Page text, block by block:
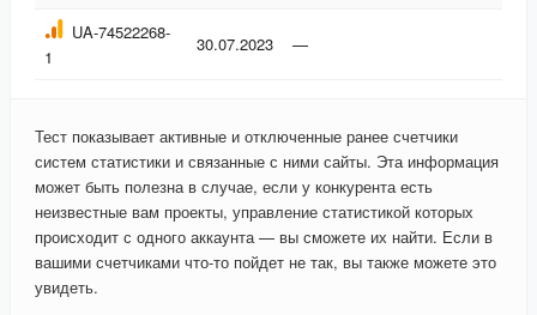
Счётчик
UA-74522268-
1
30.07.2023 —
Тест показывает активные и отключенные ранее счетчики
систем статистики и связанные с ними сайты. Эта информация
может быть полезна в случае, если у конкурента есть
неизвестные вам проекты, управление статистикой которых
происходит с одного аккаунта — вы сможете их найти. Если в
вашими счетчиками что-то пойдет не так, вы также можете это
увидеть.